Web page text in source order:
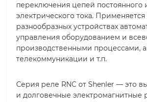
переключения цепей постоянного
электрического тока. Применяется
разнообразных устройствах
управления оборудованием и
производственными процессами,
телекоммуникации и т.п.
Серия реле RNC от Shenler — это
и долговечные электромагнитные